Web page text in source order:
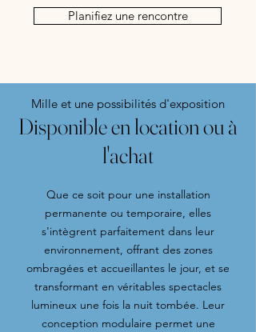
Planifiez une rencontre
Mille et une possibilités d'exposition
Disponible en location ou à
l'achat
Que ce soit pour une installation
permanente ou temporaire, elles
s'intègrent parfaitement dans leur
environnement, offrant des zones
ombragées et accueillantes le jour, et se
transformant en véritables spectacles
lumineux une fois la nuit tombée. Leur
conception modulaire permet une